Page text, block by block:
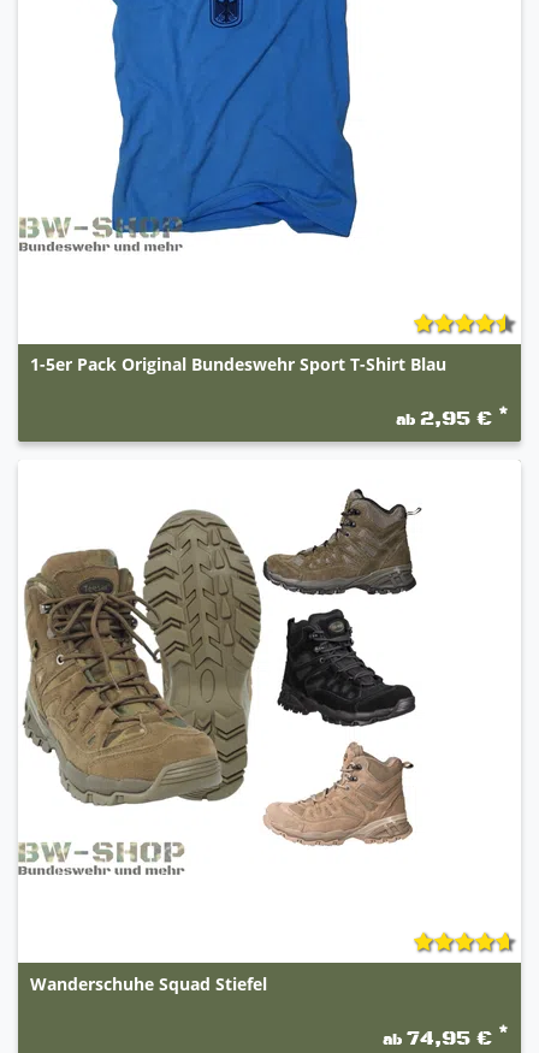
1-5er Pack Original Bundeswehr Sport T-Shirt Blau
ab 2,95 € *
Wanderschuhe Squad Stiefel
ab74,95 € *